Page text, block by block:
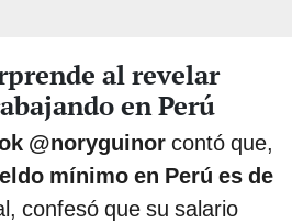
al revelar
en Perú
@noryguinor contó que,
mínimo en Perú es de
confesó que su salario